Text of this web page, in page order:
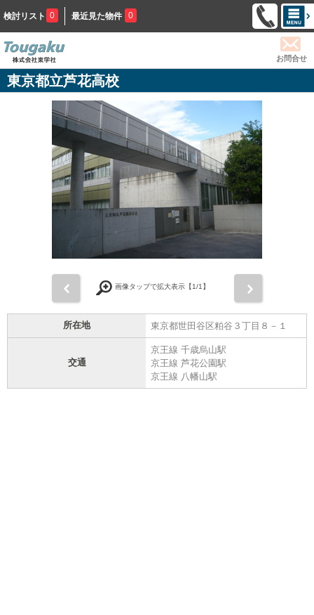
検討リスト 0 最近見た物件 0
お問合せ
東京都立芦花高校
画像タップで拡大表示【1/1】
所在地 東京都世田谷区粕谷３丁目８－１
交通
京王線 千歳烏山駅
京王線 芦花公園駅
京王線 八幡山駅